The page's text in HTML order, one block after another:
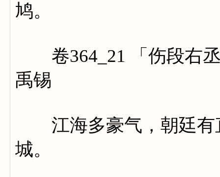
鸠。
卷364_21 「伤段右丞
禹锡
江海多豪气，朝廷有
城。